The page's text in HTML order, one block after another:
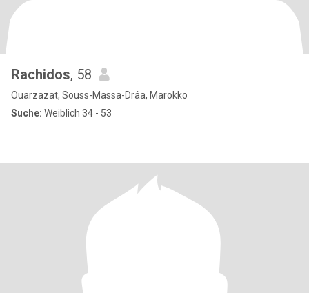
Rachidos, 58
Ouarzazat, Souss-Massa-Drâa, Marokko
Suche: Weiblich 34 - 53